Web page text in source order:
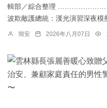
輯部／綜合整理
波欺敵護總統：​漢光演習深夜模
簡安 2026年八月07日